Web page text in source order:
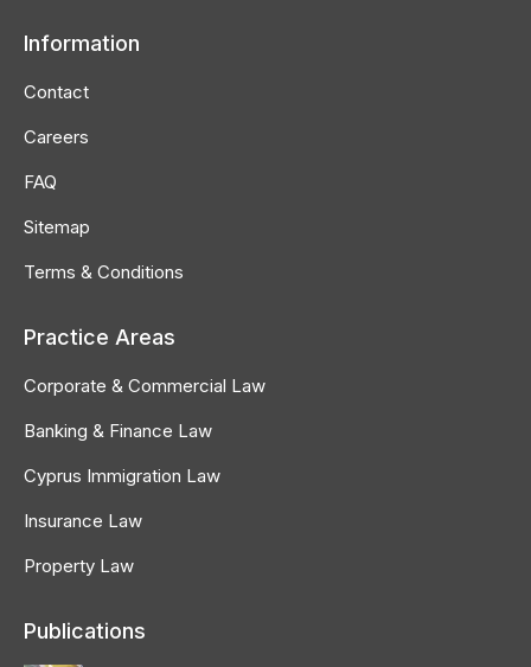
Information
Contact
Careers
FAQ
Sitemap
Terms & Conditions
Practice Areas
Corporate & Commercial Law
Banking & Finance Law
Cyprus Immigration Law
Insurance Law
Property Law
Publications